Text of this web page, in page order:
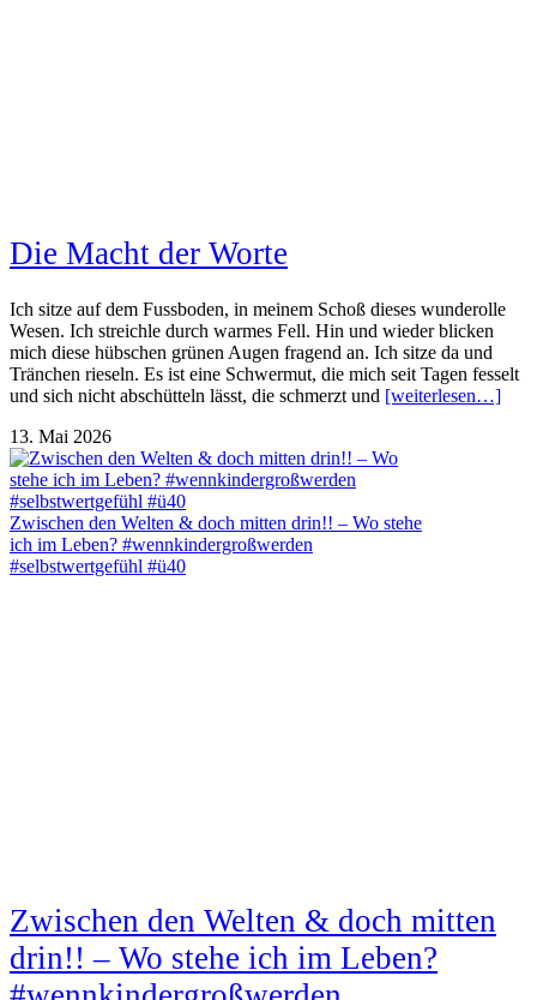
Die Macht der Worte
Ich sitze auf dem Fussboden, in meinem Schoß dieses wunderolle
Wesen. Ich streichle durch warmes Fell. Hin und wieder blicken
mich diese hübschen grünen Augen fragend an. Ich sitze da und
Tränchen rieseln. Es ist eine Schwermut, die mich seit Tagen fesselt
und sich nicht abschütteln lässt, die schmerzt und [weiterlesen…]
13. Mai 2026
Zwischen den Welten & doch mitten drin!! – Wo stehe
ich im Leben? #wennkindergroßwerden
#selbstwertgefühl #ü40
Zwischen den Welten & doch mitten
drin!! – Wo stehe ich im Leben?